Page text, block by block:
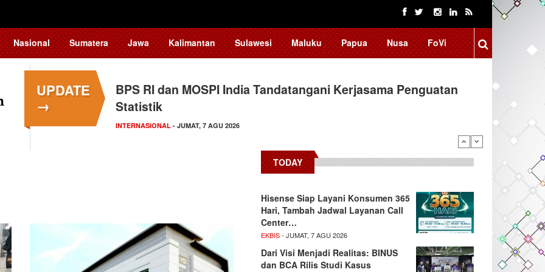
Nasional Sumatera Jawa Kalimantan Sulawesi Maluku Papua Nusa FoVi
UPDATE
→
BPS RI dan MOSPI India Tandatangani Kerjasama Penguatan
Statistik
INTERNASIONAL - JUMAT, 7 AGU 2026
Kapolsek Kedungkandang Klarifikasi Isu "Tangkap Lepas",…
TODAY
Hisense Siap Layani Konsumen 365
Hari, Tambah Jadwal Layanan Call
Center…
EKBIS- JUMAT, 7 AGU 2026
Dari Visi Menjadi Realitas: BINUS
dan BCA Rilis Studi Kasus